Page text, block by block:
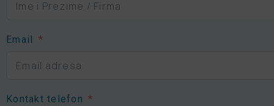
Email
Kontakt telefon